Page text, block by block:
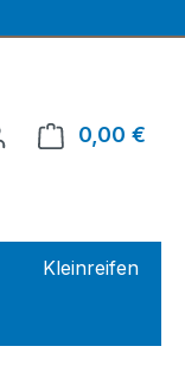
0,00 €
Kleinreifen